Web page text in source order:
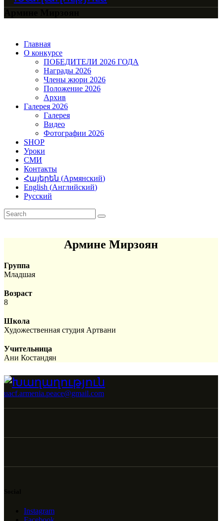
Главная
О конкурсе
ПОБЕДИТЕЛИ 2026 ГОДА
Награды 2026
Члены жюри 2026
Положение 2026
Архив
Галерея 2026
Галерея
Видео
Фотографии 2026
SHOP
Уроки
СМИ
Контакты
Հայերեն (Армянский)
English (Английский)
Русский
Армине Мирзоян
Группа
Младшая
Возраст
8
Школа
Художественная студия Артвани
Учительница
Ани Костандян
uacf.armenia.peace@gmail.com
Instagram